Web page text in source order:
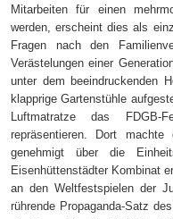
Mitarbeiten für einen
werden, erscheint dies als
Fragen nach den
Verästelungen einer
unter dem beeindruckenden
klapprige Gartenstühle
Luftmatratze das FDGB-
repräsentieren. Dort
genehmigt über die
Eisenhüttenstädter Kombinat
an den Weltfestspielen der
rührende Propaganda-Satz